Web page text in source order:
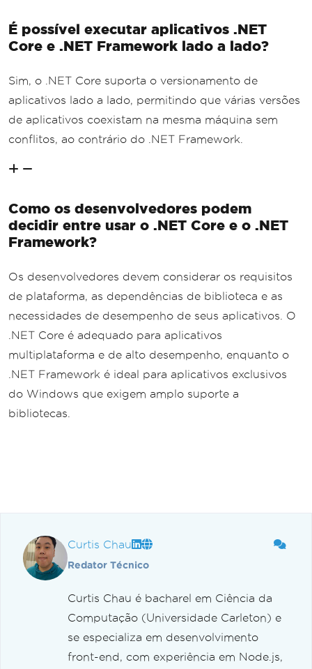
É possível executar aplicativos .NET
Core e .NET Framework lado a lado?
Sim, o .NET Core suporta o versionamento de
aplicativos lado a lado, permitindo que várias versões
de aplicativos coexistam na mesma máquina sem
conflitos, ao contrário do .NET Framework.
Como os desenvolvedores podem
decidir entre usar o .NET Core e o .NET
Framework?
Os desenvolvedores devem considerar os requisitos
de plataforma, as dependências de biblioteca e as
necessidades de desempenho de seus aplicativos. O
.NET Core é adequado para aplicativos
multiplataforma e de alto desempenho, enquanto o
.NET Framework é ideal para aplicativos exclusivos
do Windows que exigem amplo suporte a
bibliotecas.
Curtis Chau
Redator Técnico
Curtis Chau é bacharel em Ciência da
Computação (Universidade Carleton) e
se especializa em desenvolvimento
front-end, com experiência em Node.js,